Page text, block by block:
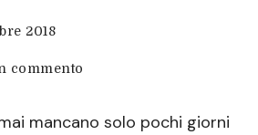
2018
commento
meringa,
mancano solo pochi giorni